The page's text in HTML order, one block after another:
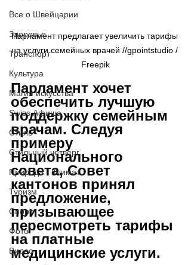
Все о Швейцарии
Здоровье
Транспорт
Культура
Магия искусства
Swiss Афиша
Стиль
Стильный четверг
Природа - Климат
Туризм
Спорт
Фото
Видео
Парламент предлагает увеличить тарифы
на услуги семейных врачей //gpointstudio /
Freepik
Парламент хочет
обеспечить лучшую
поддержку семейным
врачам. Следуя
примеру
Национального
совета, Совет
кантонов принял
предложение,
призывающее
пересмотреть тарифы
на платные
медицинские услуги.